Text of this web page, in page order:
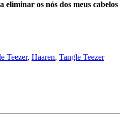
os nós dos meus
Teezer, Haaren, Tangle Teezer